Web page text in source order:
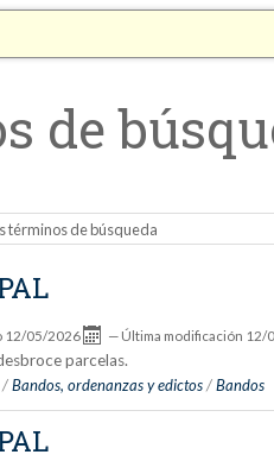
de
términos de búsqueda
12/05/2026 — Última modificación 12/
parcelas.
/Bandos, ordenanzas y edictos /Bandos